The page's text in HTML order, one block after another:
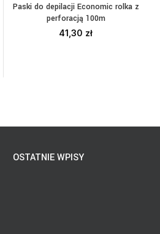
DODAJ DO KOSZYKA
Paski do depilacji Economic rolka z
perforacją 100m
41,30 zł
OSTATNIE WPISY